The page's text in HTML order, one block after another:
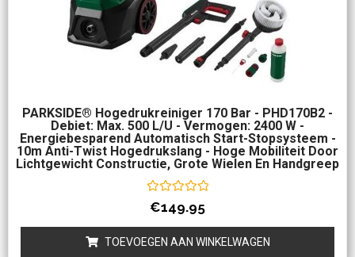
PARKSIDE® Hogedrukreiniger 170 Bar - PHD170B2 -
Debiet: Max. 500 L/u - Vermogen: 2400 W -
Energiebesparend Automatisch Start-Stopsysteem -
10m Anti-Twist Hogedrukslang - Hoge Mobiliteit Door
Lichtgewicht Constructie, Grote Wielen En Handgreep
Waardering
0
uit
5
€149.95
TOEVOEGEN AAN WINKELWAGEN